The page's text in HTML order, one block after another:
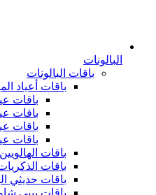
البالونات
باقات البالونات
باقات أعياد
باقات
باقات
باقات
باقات
باقات الهالويين
باقات
باقات حديثي
باقات بيبي